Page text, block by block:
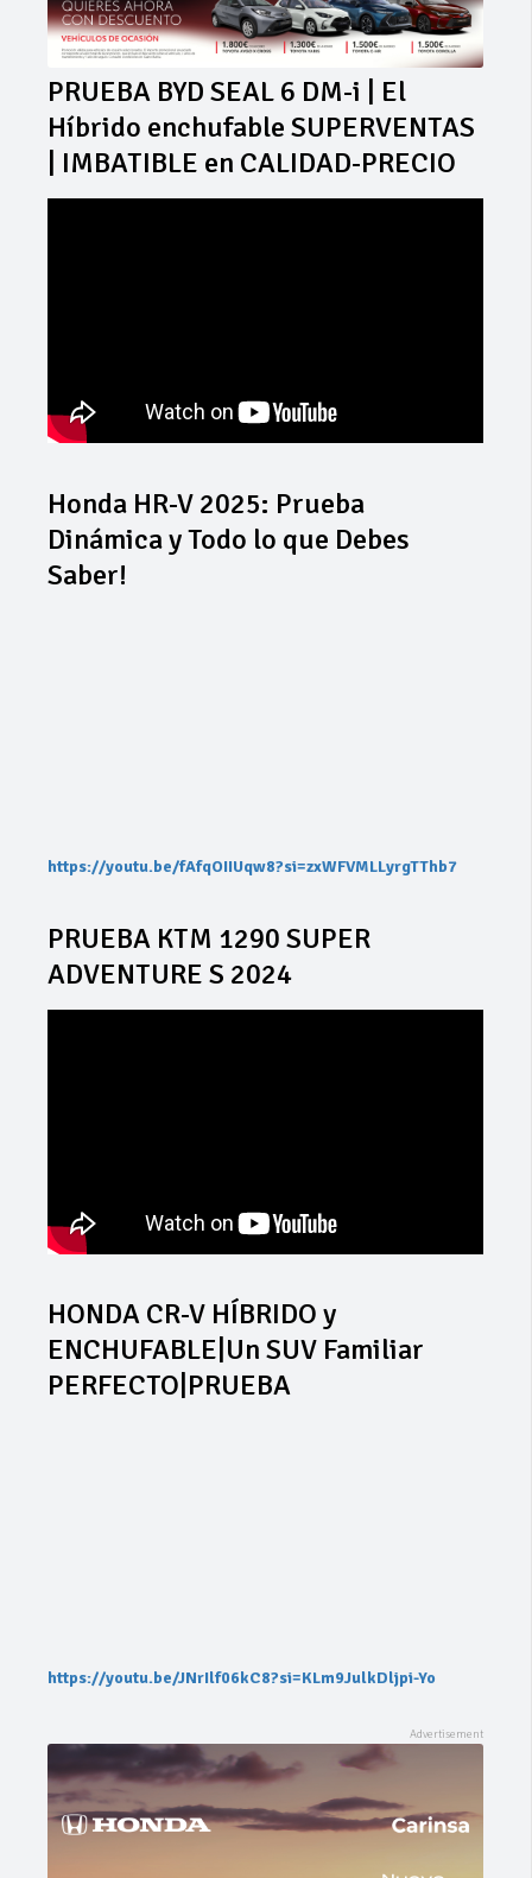
PRUEBA BYD SEAL 6 DM-i | El
Híbrido enchufable SUPERVENTAS
| IMBATIBLE en CALIDAD-PRECIO
Honda HR-V 2025: Prueba
Dinámica y Todo lo que Debes
Saber!
https://youtu.be/fAfqOIIUqw8?si=zxWFVMLLyrgTThb7
PRUEBA KTM 1290 SUPER
ADVENTURE S 2024
HONDA CR-V HÍBRIDO y
ENCHUFABLE|Un SUV Familiar
PERFECTO|PRUEBA
https://youtu.be/JNrIlf06kC8?si=KLm9JulkDljpi-Yo